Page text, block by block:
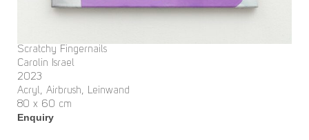
Scratchy Fingernails
Carolin Israel
2023
Acryl, Airbrush, Leinwand
80 x 60 cm
Enquiry